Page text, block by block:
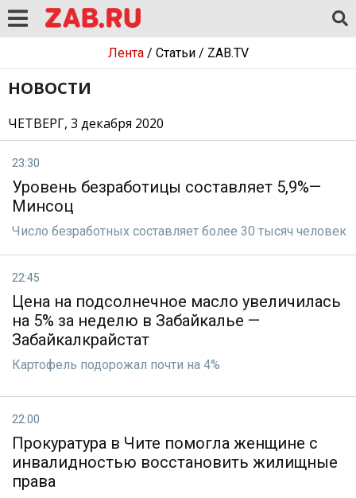
Лента/ Статьи/ ZAB.TV
НОВОСТИ
ЧЕТВЕРГ, 3 декабря 2020
23:30
Уровень безработицы составляет 5,9%—
Минсоц
Число безработных составляет более 30 тысяч человек
22:45
Цена на подсолнечное масло увеличилась
на 5% за неделю в Забайкалье —
Забайкалкрайстат
Картофель подорожал почти на 4%
22:00
Прокуратура в Чите помогла женщине с
инвалидностью восстановить жилищные
права